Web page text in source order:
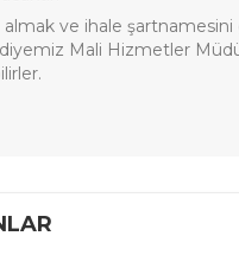
almak ve ihale
Mali Hizmetler